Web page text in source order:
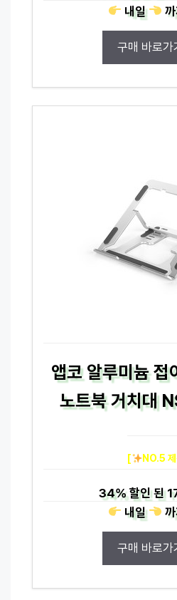
내일
구매 바로가
앱코 알루미늄 접
노트북 거치대
[ NO.5
34%할인 된
내일
구매 바로가